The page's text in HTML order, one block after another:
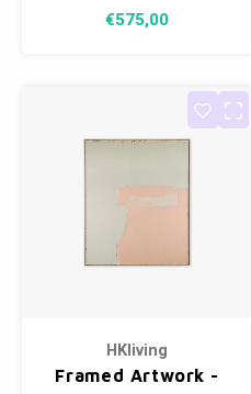
240 cm
€575,00
HKliving
Framed Artwork -